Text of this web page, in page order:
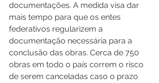
documentações. A medida visa dar
mais tempo para que os entes
federativos regularizem a
documentação necessária para a
conclusão das obras. Cerca de 750
obras em todo o país correm o risco
de serem canceladas caso o prazo